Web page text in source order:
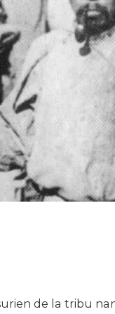
de la tribu